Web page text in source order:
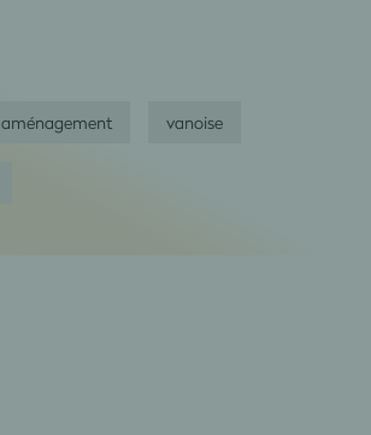
aménagement vanoise